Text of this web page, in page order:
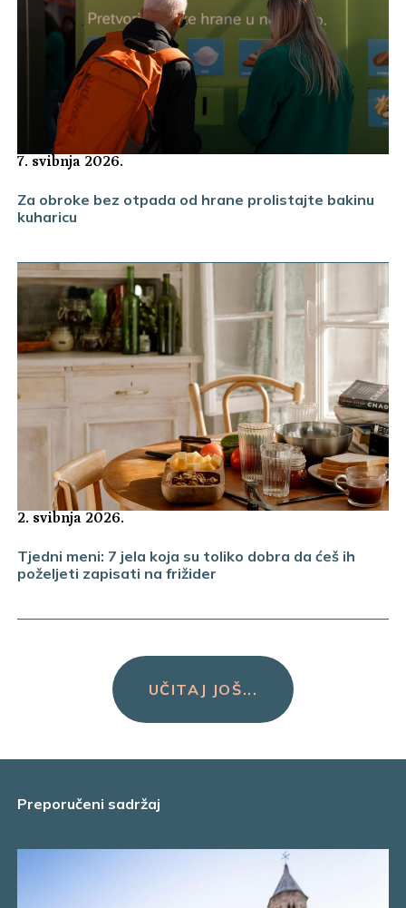
7. svibnja 2026.
Za obroke bez otpada od hrane prolistajte bakinu
kuharicu
2. svibnja 2026.
Tjedni meni: 7 jela koja su toliko dobra da ćeš ih
poželjeti zapisati na frižider
UČITAJ JOŠ...
Preporučeni sadržaj